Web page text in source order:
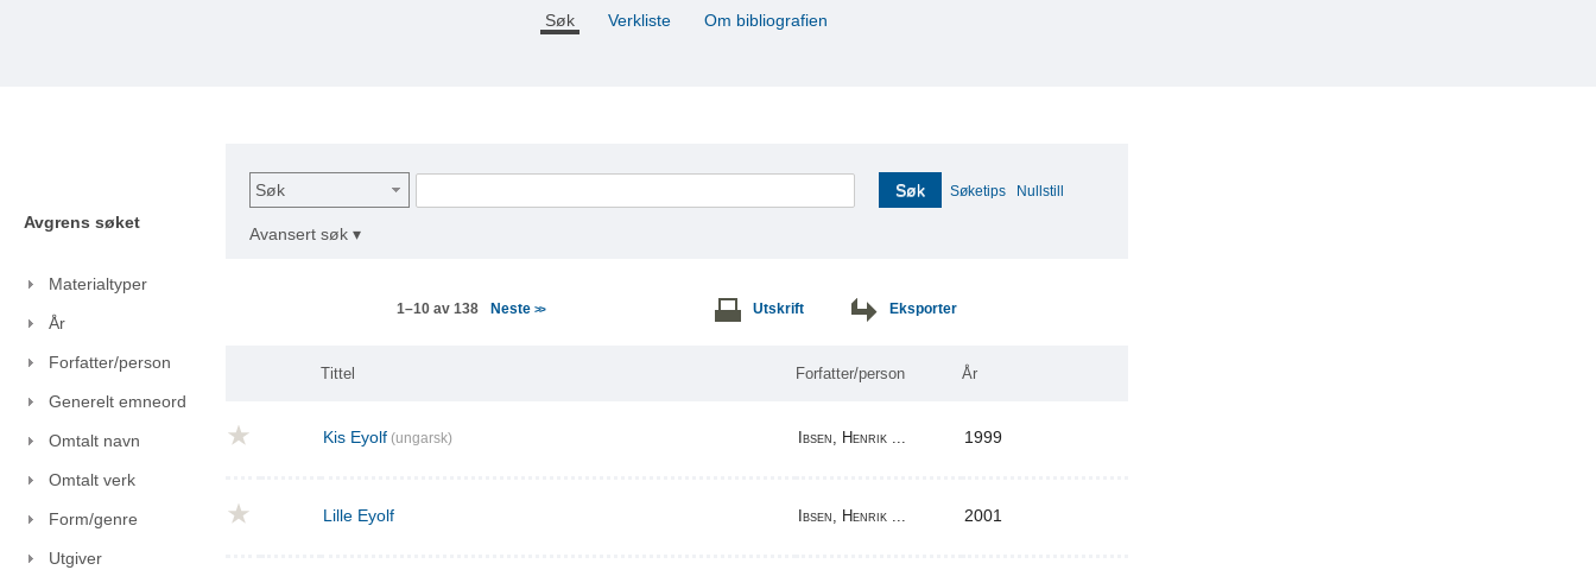
Søk Verkliste Om bibliografien
Avgrens søket
Materialtyper
År
Forfatter/person
Generelt emneord
Omtalt navn
Omtalt verk
Form/genre
Utgiver
Søk Søk Søketips Nullstill
Avansert søk ▾
1–10 av 138 Neste >> Utskrift Eksporter
Tittel Forfatter/person År
Kis Eyolf (ungarsk) Ibsen, Henrik ... 1999
Lille Eyolf Ibsen, Henrik ... 2001